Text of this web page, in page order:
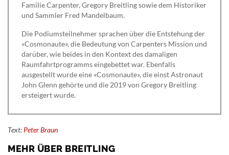
Familie Carpenter, Gregory Breitling sowie dem Historiker
und Sammler Fred Mandelbaum.
Die Podiumsteilnehmer sprachen über die Entstehung der
«Cosmonaute», die Bedeutung von Carpenters Mission und
darüber, wie beides in den Kontext des damaligen
Raumfahrtprogramms eingebettet war. Ebenfalls
ausgestellt wurde eine «Cosmonaute», die einst Astronaut
John Glenn gehörte und die 2019 von Gregory Breitling
ersteigert wurde.
Text: Peter Braun
MEHR ÜBER BREITLING